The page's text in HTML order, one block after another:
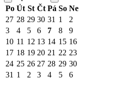
Po Út St Čt Pá So Ne
27 28 29 30 31 1
2
3
4 5 6 7 8
9
10 11 12 13 14 15 16
17 18 19 20 21 22 23
24 25 26 27 28 29 30
31 1 2 3 4 5 6